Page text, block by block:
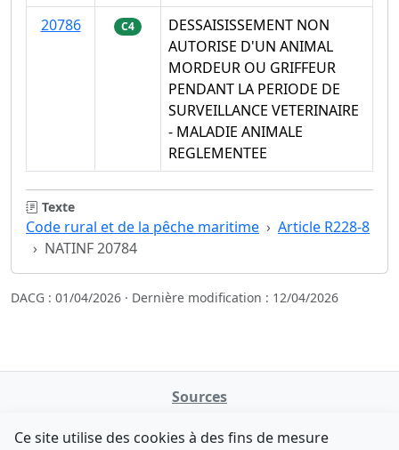
20786
C4
DESSAISISSEMENT NON
AUTORISE D'UN ANIMAL
MORDEUR OU GRIFFEUR
PENDANT LA PERIODE DE
SURVEILLANCE VETERINAIRE
- MALADIE ANIMALE
REGLEMENTEE
Texte
Code rural et de la pêche maritime
Article R228-8
NATINF 20784
DACG : 01/04/2026 · Dernière modification : 12/04/2026
Sources
data.gouv.fr
Ce site utilise des cookies à des fins de mesure